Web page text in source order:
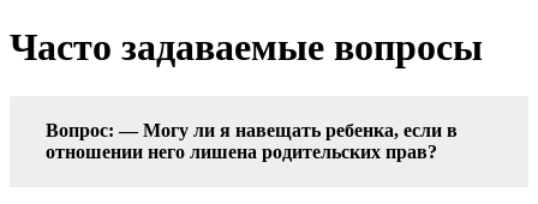
Часто задаваемые вопросы
Вопрос: — Могу ли я навещать ребенка, если в
отношении него лишена родительских прав?